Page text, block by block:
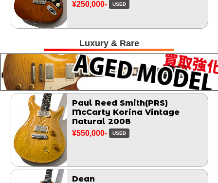
¥250,000- USED
Luxury & Rare
Paul Reed Smith(PRS)
McCarty Korina Vintage
Natural 2008
¥550,000- USED
Dean